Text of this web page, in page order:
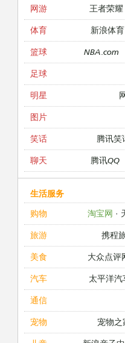
网游 王者荣耀
体育 新浪体育
篮球 NBA.com
足球
明星
图片
笑话 腾讯笑
聊天 腾讯QQ
生活服务
购物
淘宝网 ·
旅游 携程
美食 大众点评
汽车 太平洋汽
通信
宠物 宠物之